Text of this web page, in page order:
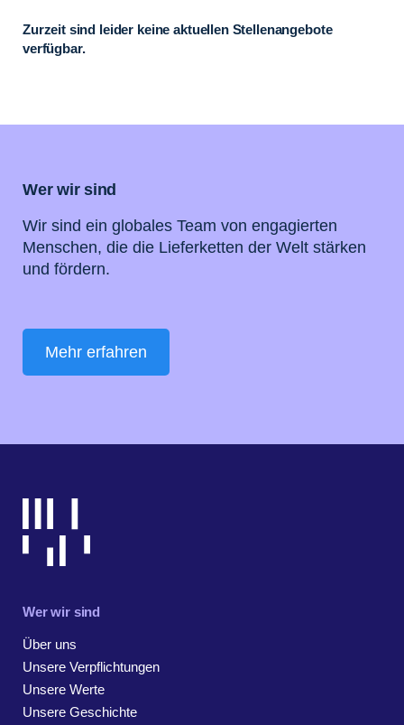
Zurzeit sind leider keine aktuellen Stellenangebote
verfügbar.
Wer wir sind
Wir sind ein globales Team von engagierten
Menschen, die die Lieferketten der Welt stärken
und fördern.
Mehr erfahren
Wer wir sind
Über uns
Unsere Verpflichtungen
Unsere Werte
Unsere Geschichte